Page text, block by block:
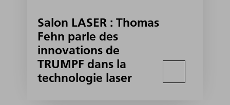
Salon LASER : Thomas
Fehn parle des
innovations de
TRUMPF dans la
technologie laser